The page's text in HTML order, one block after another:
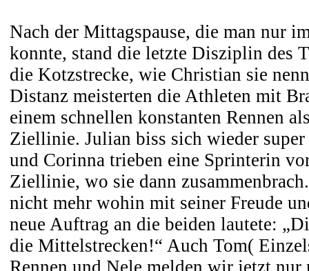
Nach der Mittagspause, die man nur
konnte, stand die letzte Disziplin des
die Kotzstrecke, wie Christian sie
Distanz meisterten die Athleten mit
einem schnellen konstanten Rennen
Ziellinie. Julian biss sich wieder super
und Corinna trieben eine Sprinterin
Ziellinie, wo sie dann
nicht mehr wohin mit seiner Freude
neue Auftrag an die beiden lautete:
die Mittelstrecken!“ Auch Tom(
Rennen und Nele melden wir jetzt